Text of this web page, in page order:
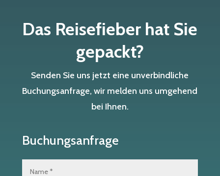
Das Reisefieber hat Sie
gepackt?
Senden Sie uns jetzt eine unverbindliche
Buchungsanfrage, wir melden uns umgehend
bei Ihnen.
Buchungsanfrage